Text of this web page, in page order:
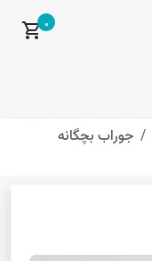
shopping_cart0
جوراب بچگانه